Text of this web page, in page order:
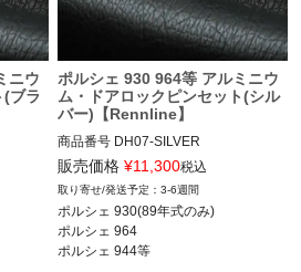
ニウ
ブラ
ポルシェ 930 964等 アルミニウ
ム・ドアロックピンセット(シル
バー)【Rennline】
商品番号 DH07-SILVER
DH07-SILVER
ポルシェ 930 89
ポルシェ 964 89-94
ポルシェ 944 85-91
ポルシェ 968 91-95
販売価格 ¥11,300税込
3-6週間
ポルシェ 930(89年式のみ)
ポルシェ 964
ポルシェ 944等